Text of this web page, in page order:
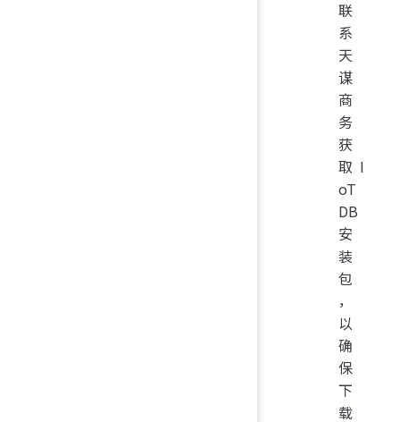
联
系
天
谋
商
务
获
取 I
oT
DB
安
装
包
，
以
确
保
下
载